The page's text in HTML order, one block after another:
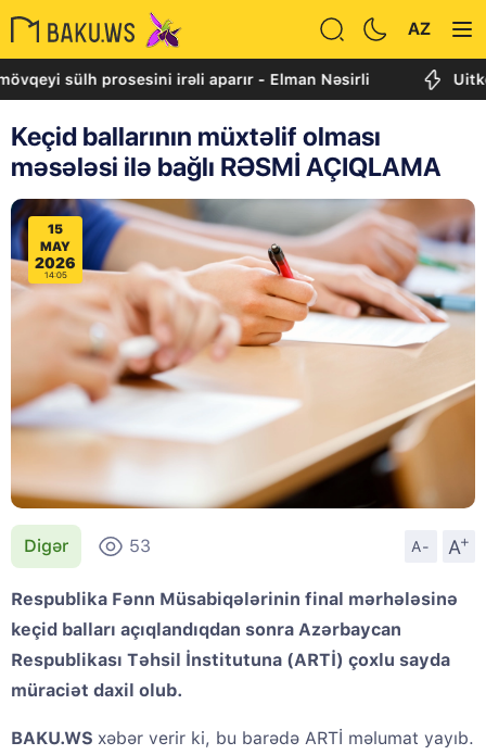
AZ
prosesini irəli aparır - Elman Nəsirli Uitkoff:
Keçid ballarının müxtəlif olması
məsələsi ilə bağlı RƏSMİ AÇIQLAMA
15
MAY
2026
14:05
Digər 53 A- A
+
Respublika Fənn Müsabiqələrinin final mərhələsinə
keçid balları açıqlandıqdan sonra Azərbaycan
Respublikası Təhsil İnstitutuna (ARTİ) çoxlu sayda
müraciət daxil olub.
BAKU.WS xəbər verir ki, bu barədə ARTİ məlumat yayıb.